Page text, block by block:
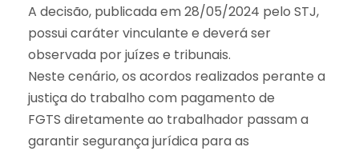
A decisão, publicada em 28/05/2024 pelo STJ,
possui caráter vinculante e deverá ser
observada por juízes e tribunais.
Neste cenário, os acordos realizados perante a
justiça do trabalho com pagamento de
FGTS diretamente ao trabalhador passam a
garantir segurança jurídica para as